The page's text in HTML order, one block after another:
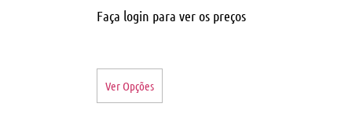
Faça login para ver os preços
Ver Opções